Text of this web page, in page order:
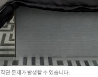
권 문제가 발생할 수 있습니다.